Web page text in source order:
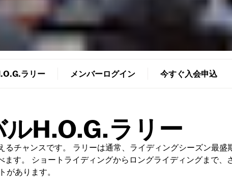
ラリー メンバーログイン 今すぐ入会申込
H.O.G.ラリー
チャンスです。 ラリーは通常、ライディングシーズン最盛
す。 ショートライディングからロングライディングまで、
があります。